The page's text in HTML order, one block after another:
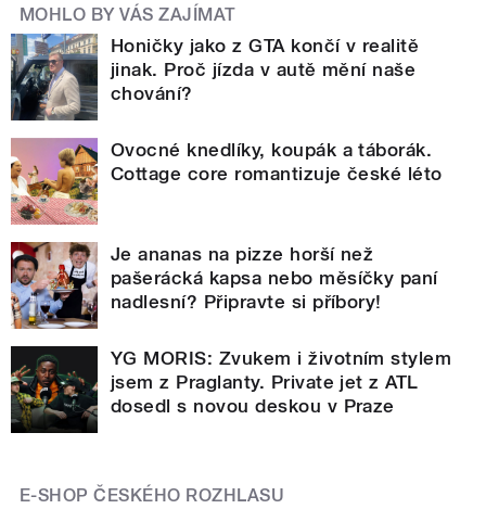
MOHLO BY VÁS ZAJÍMAT
Honičky jako z GTA končí v realitě
jinak. Proč jízda v autě mění naše
chování?
Ovocné knedlíky, koupák a táborák.
Cottage core romantizuje české léto
Je ananas na pizze horší než
pašerácká kapsa nebo měsíčky paní
nadlesní? Připravte si příbory!
YG MORIS: Zvukem i životním stylem
jsem z Praglanty. Private jet z ATL
dosedl s novou deskou v Praze
E-SHOP ČESKÉHO ROZHLASU